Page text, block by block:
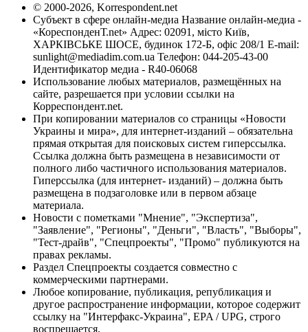
© 2000-2026, Korrespondent.net
Субъект в сфере онлайн-медиа Название онлайн-медиа -
«КореспонденТ.net» Адрес: 02091, місто Київ,
ХАРКІВСЬКЕ ШОСЕ, будинок 172-Б, офіс 208/1 E-mail:
sunlight@mediadim.com.ua Телефон: 044-205-43-00
Идентификатор медиа - R40-06068
Использование любых материалов, размещённых на
сайте, разрешается при условии ссылки на
Корреспондент.net.
При копировании материалов со страницы «Новости
Украины и мира», для интернет-изданий – обязательна
прямая открытая для поисковых систем гиперссылка.
Ссылка должна быть размещена в независимости от
полного либо частичного использования материалов.
Гиперссылка (для интернет- изданий) – должна быть
размещена в подзаголовке или в первом абзаце
материала.
Новости с пометками "Мнение", "Экспертиза",
"Заявление", "Регионы", "Деньги", "Власть", "Выборы",
"Тест-драйв", "Спецпроекты", "Промо" публикуются на
правах рекламы.
Раздел Спецпроекты создается совместно с
коммерческими партнерами.
Любое копирование, публикация, републикация и
другое распространение информации, которое содержит
ссылку на "Интерфакс-Украина", EPA / UPG, строго
воспрещается.